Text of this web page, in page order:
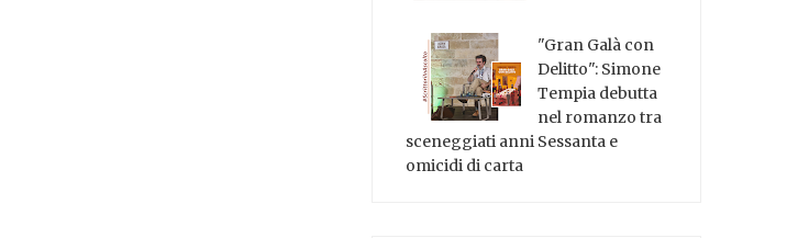
"Gran Galà con
Delitto": Simone
Tempia debutta
nel romanzo tra
sceneggiati anni Sessanta e
omicidi di carta